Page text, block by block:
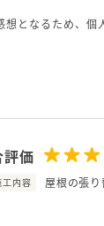
となるため、個
評価
工内容 屋根の張